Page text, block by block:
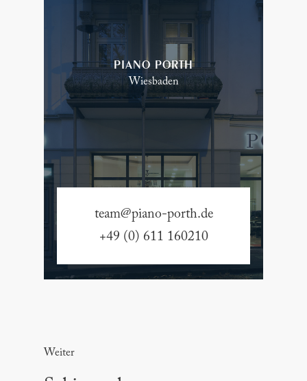
PIANO PORTH
Wiesbaden
team@piano-porth.de
+49 (0) 611 160210
Weiter